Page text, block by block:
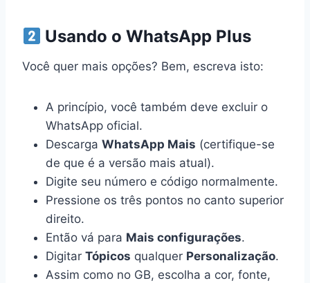
Usando o WhatsApp Plus
Você quer mais opções? Bem, escreva isto:
A princípio, você também deve excluir o
WhatsApp oficial.
Descarga WhatsApp Mais (certifique-se
de que é a versão mais atual).
Digite seu número e código normalmente.
Pressione os três pontos no canto superior
direito.
Então vá para Mais configurações.
Digitar Tópicos qualquer Personalização.
Assim como no GB, escolha a cor, fonte,